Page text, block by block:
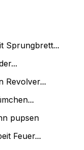
Sprungbrett...
Revolver...
pupsen
Feuer...